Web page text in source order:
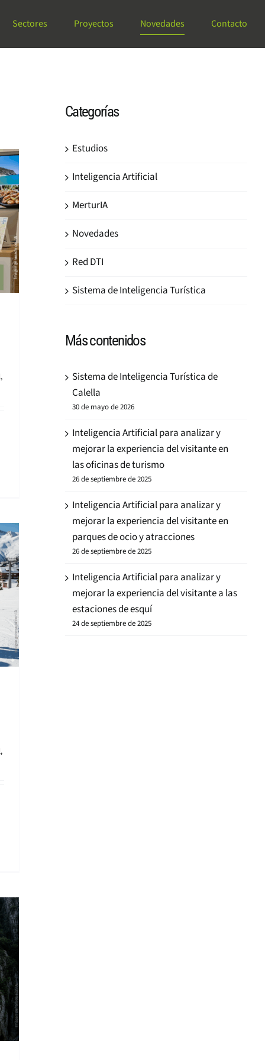
Sectores Proyectos Novedades Contacto
,
,
Categorías
Estudios
Inteligencia Artificial
MerturIA
Novedades
Red DTI
Sistema de Inteligencia Turística
Más contenidos
Sistema de Inteligencia Turística de
Calella
30 de mayo de 2026
Inteligencia Artificial para analizar y
mejorar la experiencia del visitante en
las oficinas de turismo
26 de septiembre de 2025
Inteligencia Artificial para analizar y
mejorar la experiencia del visitante en
parques de ocio y atracciones
26 de septiembre de 2025
Inteligencia Artificial para analizar y
mejorar la experiencia del visitante a las
estaciones de esquí
24 de septiembre de 2025